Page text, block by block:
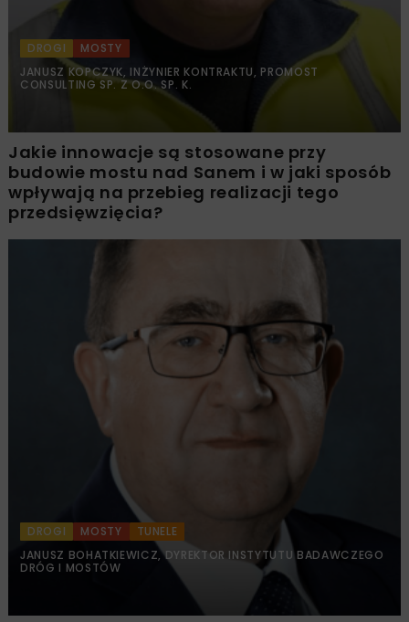
DROGI
MOSTY
JANUSZ KOPCZYK, INŻYNIER KONTRAKTU, PROMOST
CONSULTING SP. Z O.O. SP. K.
Jakie innowacje są stosowane przy
budowie mostu nad Sanem i w jaki sposób
wpływają na przebieg realizacji tego
przedsięwzięcia?
DROGI MOSTY
TUNELE
JANUSZ BOHATKIEWICZ, DYREKTOR INSTYTUTU BADAWCZEGO
DRÓG I MOSTÓW